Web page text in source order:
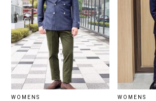
WOMENS WOMENS